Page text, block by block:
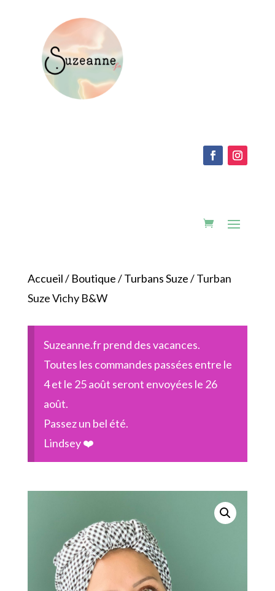
Accueil/ Boutique/Turbans Suze/ Turban
Suze Vichy B&W
Suzeanne.fr prend des vacances.
Toutes les commandes passées entre le
4 et le 25 août seront envoyées le 26
août.
Passez un bel été.
Lindsey ❤️